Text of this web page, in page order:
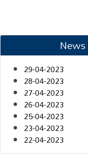
29-04-2023
28-04-2023
27-04-2023
26-04-2023
25-04-2023
23-04-2023
22-04-2023